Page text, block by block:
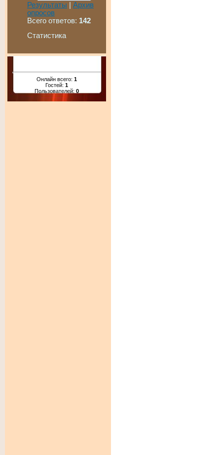
Результаты | Архив
опросов
Всего ответов: 142
Статистика
Онлайн всего: 1
Гостей: 1
Пользователей: 0